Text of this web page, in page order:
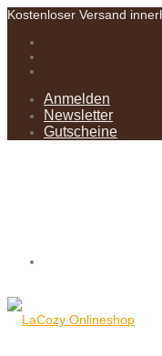
Kostenloser Versand
Anmelden
Newsletter
Gutscheine